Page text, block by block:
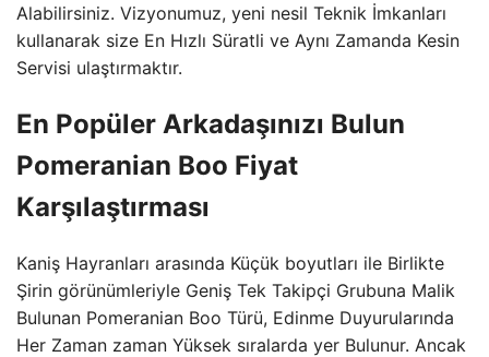
Alabilirsiniz. Vizyonumuz, yeni nesil Teknik İmkanları
kullanarak size En Hızlı Süratli ve Aynı Zamanda Kesin
Servisi ulaştırmaktır.
En Popüler Arkadaşınızı Bulun
Pomeranian Boo Fiyat
Karşılaştırması
Kaniş Hayranları arasında Küçük boyutları ile Birlikte
Şirin görünümleriyle Geniş Tek Takipçi Grubuna Malik
Bulunan Pomeranian Boo Türü, Edinme Duyurularında
Her Zaman zaman Yüksek sıralarda yer Bulunur. Ancak